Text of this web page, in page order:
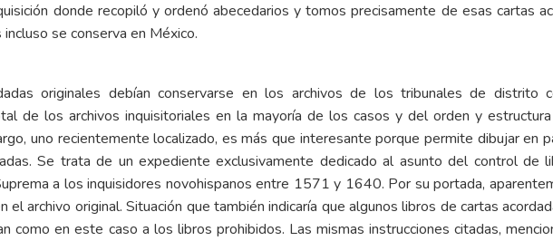
donde recopiló y ordenó abecedarios y tomos precisamente de esas cartas
se conserva en México.
originales debían conservarse en los archivos de los tribunales de distrito
de los archivos inquisitoriales en la mayoría de los casos y del orden y
uno recientemente localizado, es más que interesante porque permite dibujar en
Se trata de un expediente exclusivamente dedicado al asunto del control de
a los inquisidores novohispanos entre 1571 y 1640. Por su portada,
el archivo original. Situación que también indicaría que algunos libros de cartas
como en este caso a los libros prohibidos. Las mismas instrucciones citadas,